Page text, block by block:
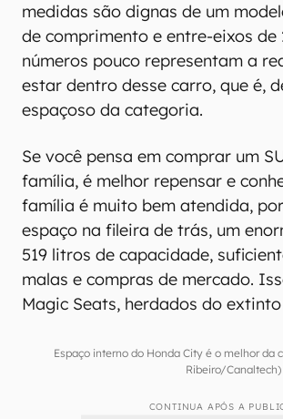
medidas são dignas de um
de comprimento e entre-eixos de
números pouco representam a
estar dentro desse carro, que é,
espaçoso da categoria.
Se você pensa em comprar um
família, é melhor repensar e
família é muito bem atendida,
espaço na fileira de trás, um
519 litros de capacidade,
malas e compras de mercado.
Magic Seats, herdados do
Espaço interno do Honda City é o melhor
Ribeiro/Canaltech)
CONTINUA APÓS A